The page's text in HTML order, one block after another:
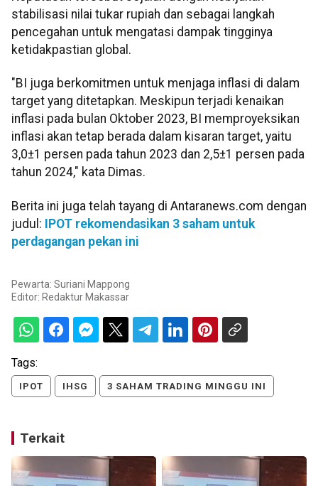
stabilisasi nilai tukar rupiah dan sebagai langkah
pencegahan untuk mengatasi dampak tingginya
ketidakpastian global.
"BI juga berkomitmen untuk menjaga inflasi di dalam
target yang ditetapkan. Meskipun terjadi kenaikan
inflasi pada bulan Oktober 2023, BI memproyeksikan
inflasi akan tetap berada dalam kisaran target, yaitu
3,0±1 persen pada tahun 2023 dan 2,5±1 persen pada
tahun 2024," kata Dimas.
Berita ini juga telah tayang di Antaranews.com dengan
judul: IPOT rekomendasikan 3 saham untuk
perdagangan pekan ini
Pewarta: Suriani Mappong
Editor: Redaktur Makassar
Tags:
IPOT IHSG 3 SAHAM TRADING MINGGU INI
Terkait